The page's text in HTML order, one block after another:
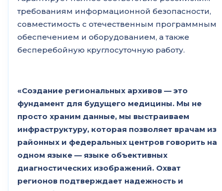
требованиям информационной безопасности,
совместимость с отечественным программным
обеспечением и оборудованием, а также
бесперебойную круглосуточную работу.
«Создание региональных архивов — это
фундамент для будущего медицины. Мы не
просто храним данные, мы выстраиваем
инфраструктуру, которая позволяет врачам из
районных и федеральных центров говорить на
одном языке — языке объективных
диагностических изображений. Охват
регионов подтверждает надежность и